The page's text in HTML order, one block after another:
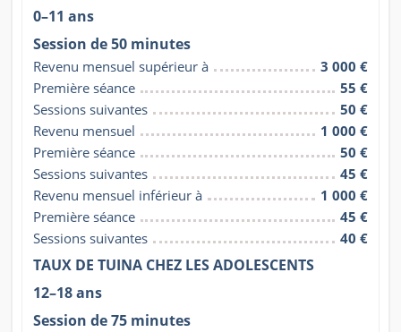
0–11 ans
Session de 50 minutes
Revenu mensuel supérieur à
3 000 €
Première séance
55 €
Sessions suivantes
50 €
Revenu mensuel
1 000 €
Première séance
50 €
Sessions suivantes
45 €
Revenu mensuel inférieur à
1 000 €
Première séance
45 €
Sessions suivantes
40 €
TAUX DE TUINA CHEZ LES ADOLESCENTS
12–18 ans
Session de 75 minutes